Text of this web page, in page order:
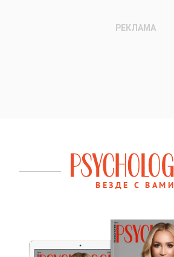
ВЕЗДЕ С ВАМИ